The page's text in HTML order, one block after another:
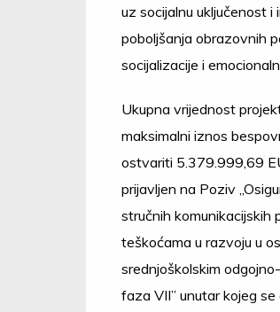
uz socijalnu uključenost i
poboljšanja obrazovnih
socijalizacije i
Ukupna vrijednost
maksimalni iznos
ostvariti 5.379.999,69
prijavljen na Poziv
stručnih komunikacijskih
teškoćama u razvoju u
srednjoškolskim
faza VII” unutar kojeg